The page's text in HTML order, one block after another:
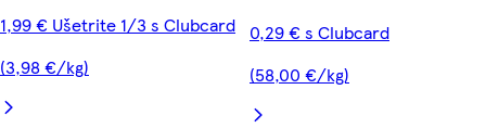
1,99 € Ušetrite 1/3 s Clubcard
(3,98 €/kg)
0,29 € s Clubcard
(58,00 €/kg)